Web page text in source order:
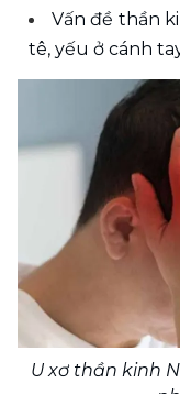
Vấn đề thần
tê, yếu ở cánh
U xơ thần kinh